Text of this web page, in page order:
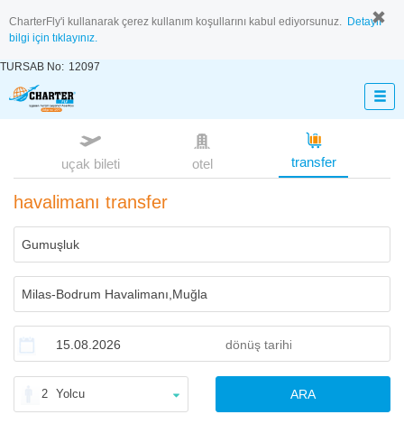
CharterFly'i kullanarak çerez kullanım koşullarını kabul ediyorsunuz. Detaylı
bilgi için tıklayınız.
TURSAB No: 12097
uçak bileti otel transfer
havalimanı transfer
2 Yolcu ARA